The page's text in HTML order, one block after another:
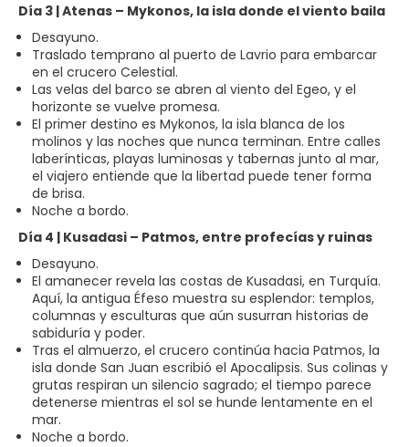
Día 3 | Atenas – Mykonos, la isla donde el viento baila
Desayuno.
Traslado temprano al puerto de Lavrio para embarcar
en el crucero Celestial.
Las velas del barco se abren al viento del Egeo, y el
horizonte se vuelve promesa.
El primer destino es Mykonos, la isla blanca de los
molinos y las noches que nunca terminan. Entre calles
laberínticas, playas luminosas y tabernas junto al mar,
el viajero entiende que la libertad puede tener forma
de brisa.
Noche a bordo.
Día 4 | Kusadasi – Patmos, entre profecías y ruinas
Desayuno.
El amanecer revela las costas de Kusadasi, en Turquía.
Aquí, la antigua Éfeso muestra su esplendor: templos,
columnas y esculturas que aún susurran historias de
sabiduría y poder.
Tras el almuerzo, el crucero continúa hacia Patmos, la
isla donde San Juan escribió el Apocalipsis. Sus colinas y
grutas respiran un silencio sagrado; el tiempo parece
detenerse mientras el sol se hunde lentamente en el
mar.
Noche a bordo.